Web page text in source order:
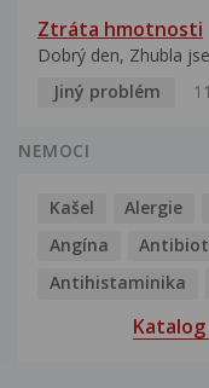
Ztráta hmotnosti
Dobrý den, Zhubla
Jiný problém
NEMOCI
Kašel Alergie
Angína
Antihistaminika